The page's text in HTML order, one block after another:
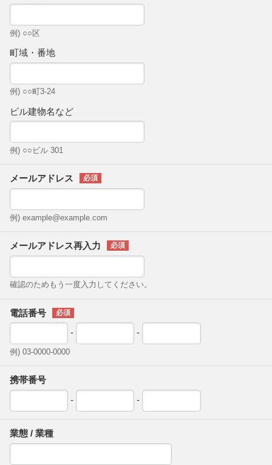
例) ○○区
町域・番地
例) ○○町3-24
ビル建物名など
例) ○○ビル 301
メールアドレス
例) example@example.com
メールアドレス再入力
確認のためもう一度入力してください。
電話番号
-
-
例) 03-0000-0000
携帯番号
-
-
業態 / 業種